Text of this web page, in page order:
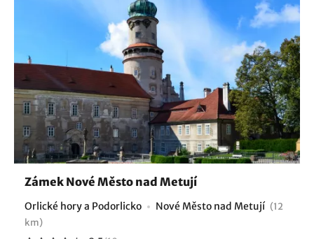
Zámek Nové Město nad Metují
Orlické hory a Podorlicko Nové Město nad Metují (12
km)